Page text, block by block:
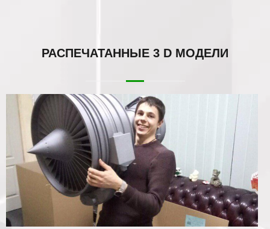
РАСПЕЧАТАННЫЕ 3 D МОДЕЛИ